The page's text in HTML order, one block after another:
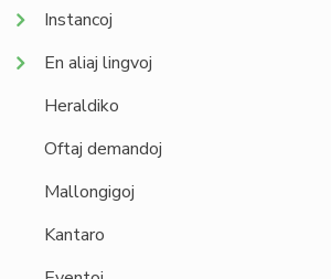
Instancoj
En aliaj lingvoj
Heraldiko
Oftaj demandoj
Mallongigoj
Kantaro